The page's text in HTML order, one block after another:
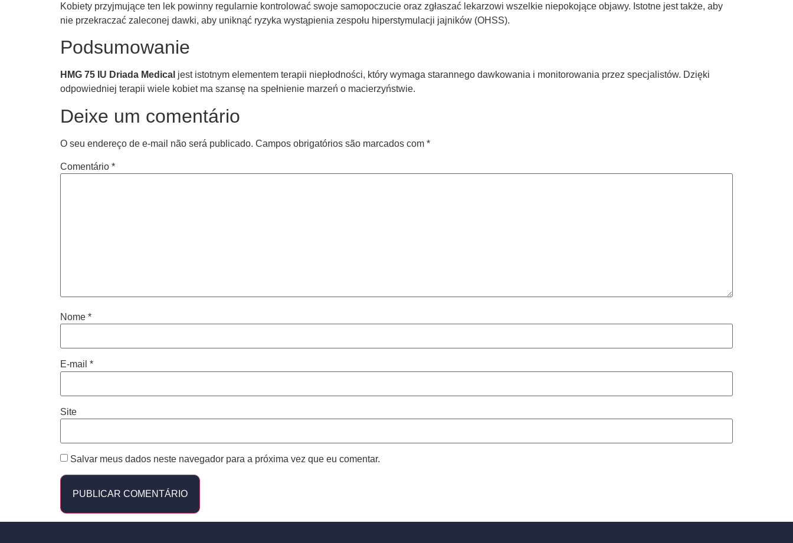
Kobiety przyjmujące ten lek powinny regularnie kontrolować swoje samopoczucie oraz zgłaszać lekarzowi wszelkie niepokojące objawy. Istotne jest także, aby
nie przekraczać zaleconej dawki, aby uniknąć ryzyka wystąpienia zespołu hiperstymulacji jajników (OHSS).
Podsumowanie
HMG 75 IU Driada Medical jest istotnym elementem terapii niepłodności, który wymaga starannego dawkowania i monitorowania przez specjalistów. Dzięki
odpowiedniej terapii wiele kobiet ma szansę na spełnienie marzeń o macierzyństwie.
Deixe um comentário
O seu endereço de e-mail não será publicado. Campos obrigatórios são marcados com *
Comentário *
Nome *
E-mail *
Site
Salvar meus dados neste navegador para a próxima vez que eu comentar.